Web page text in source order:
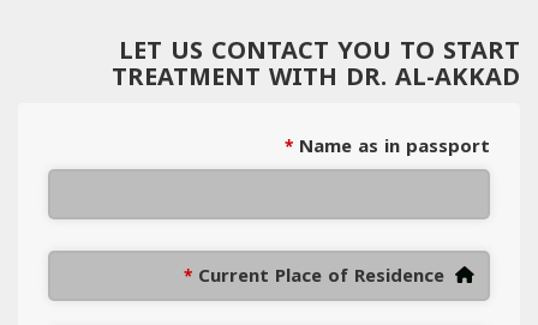
LET US CONTACT YOU TO START
TREATMENT WITH DR. AL-AKKAD
Name as in passport
*
Current Place of Residence
*